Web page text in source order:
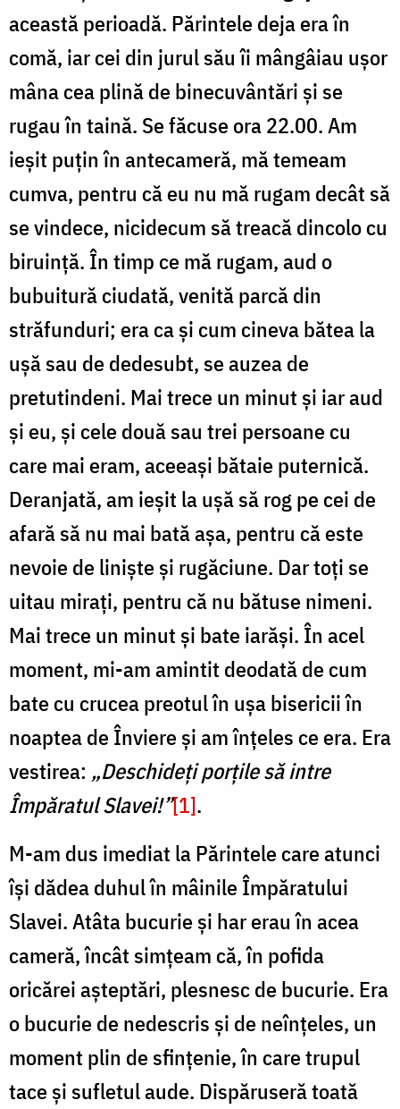
această perioadă. Părintele deja era în
comă, iar cei din jurul său îi mângâiau ușor
mâna cea plină de binecuvântări și se
rugau în taină. Se făcuse ora 22.00. Am
ieșit puțin în antecameră, mă temeam
cumva, pentru că eu nu mă rugam decât să
se vindece, nicidecum să treacă dincolo cu
biruință. În timp ce mă rugam, aud o
bubuitură ciudată, venită parcă din
străfunduri; era ca și cum cineva bătea la
ușă sau de dedesubt, se auzea de
pretutindeni. Mai trece un minut și iar aud
și eu, și cele două sau trei persoane cu
care mai eram, aceeași bătaie puternică.
Deranjată, am ieșit la ușă să rog pe cei de
afară să nu mai bată așa, pentru că este
nevoie de liniște și rugăciune. Dar toți se
uitau mirați, pentru că nu bătuse nimeni.
Mai trece un minut și bate iarăși. În acel
moment, mi-am amintit deodată de cum
bate cu crucea preotul în ușa bisericii în
noaptea de Înviere și am înțeles ce era. Era
vestirea: „Deschideți porțile să intre
Împăratul Slavei!”[1].
M-am dus imediat la Părintele care atunci
își dădea duhul în mâinile Împăratului
Slavei. Atâta bucurie și har erau în acea
cameră, încât simțeam că, în pofida
oricărei așteptări, plesnesc de bucurie. Era
o bucurie de nedescris și de neînțeles, un
moment plin de sfințenie, în care trupul
tace și sufletul aude. Dispăruseră toată